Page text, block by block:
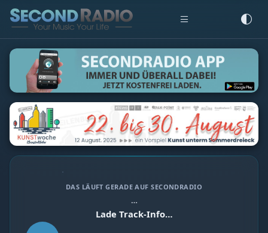
DAS LÄUFT GERADE AUF SECONDRADIO
…
Lade Track-Info…